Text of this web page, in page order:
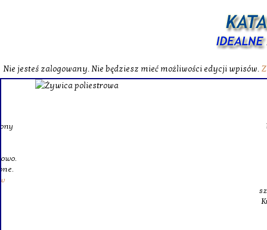
Nie jesteś zalogowany. Nie będziesz mieć możliwości edycji wpisów.
W
szklanego
Krinex,